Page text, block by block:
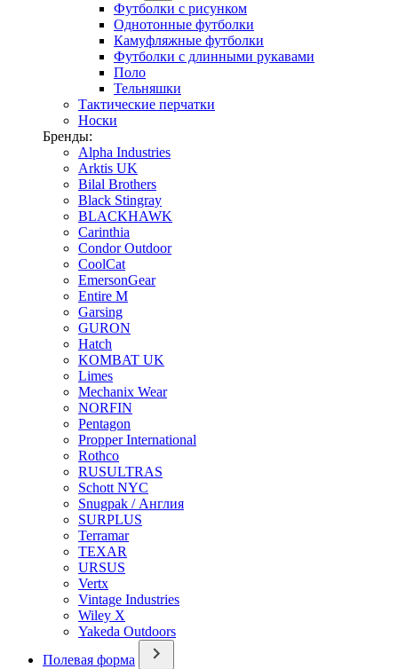
Футболки с рисунком
Однотонные футболки
Камуфляжные футболки
Футболки с длинными рукавами
Поло
Тельняшки
Тактические перчатки
Носки
Бренды:
Alpha Industries
Arktis UK
Bilal Brothers
Black Stingray
BLACKHAWK
Carinthia
Condor Outdoor
CoolCat
EmersonGear
Entire M
Garsing
GURON
Hatch
KOMBAT UK
Limes
Mechanix Wear
NORFIN
Pentagon
Propper International
Rothco
RUSULTRAS
Schott NYC
Snugpak / Англия
SURPLUS
Terramar
TEXAR
URSUS
Vertx
Vintage Industries
Wiley X
Yakeda Outdoors
Полевая форма